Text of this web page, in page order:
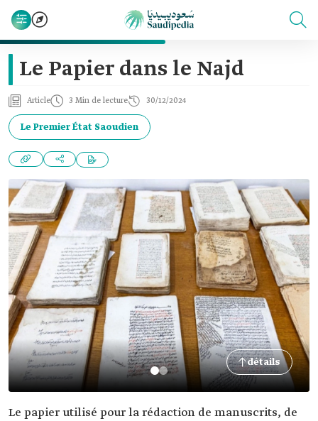
Le Papier dans le Najd
Article 3 Min de lecture 30/12/2024
Le Premier État Saoudien
détails
Le papier utilisé pour la rédaction de manuscrits, de